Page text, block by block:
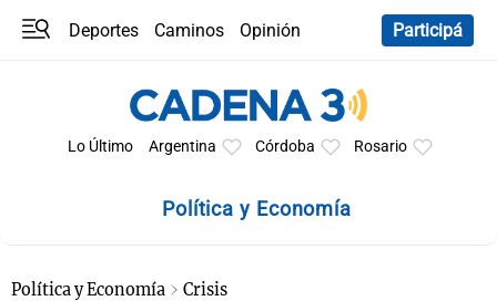
Deportes Caminos
Opinión
Participá
Lo Último Argentina Córdoba Rosario
Política y Economía
Política y Economía Crisis